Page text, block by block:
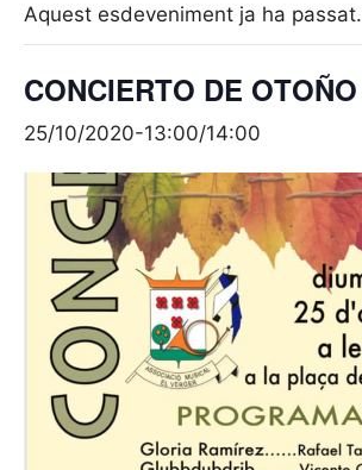
Aquest esdeveniment ja ha passat.
CONCIERTO DE OTOÑO
25/10/2020-13:00/14:00